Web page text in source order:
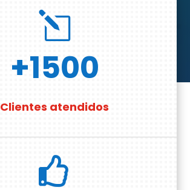
l
+1500
Clientes atendidos
